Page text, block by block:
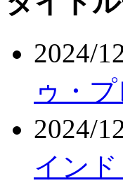
2024/
ゥ・
2024/
イン